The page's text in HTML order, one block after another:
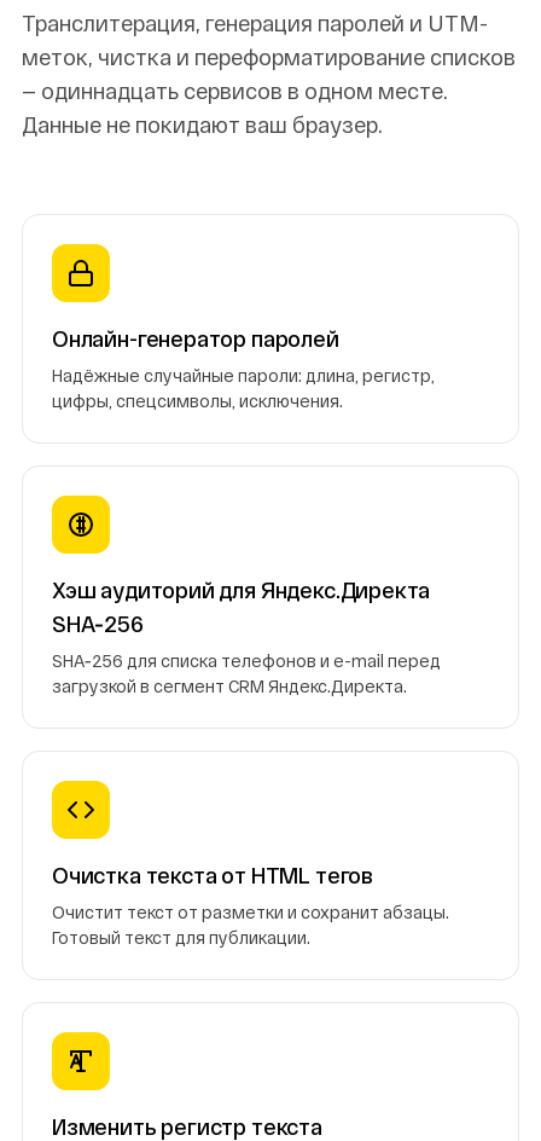
Транслитерация, генерация паролей и UTM-
меток, чистка и переформатирование списков
— одиннадцать сервисов в одном месте.
Данные не покидают ваш браузер.
Онлайн-генератор паролей
Надёжные случайные пароли: длина, регистр,
цифры, спецсимволы, исключения.
Хэш аудиторий для Яндекс.Директа
SHA‑256
SHA‑256 для списка телефонов и e-mail перед
загрузкой в сегмент CRM Яндекс.Директа.
Очистка текста от HTML тегов
Очистит текст от разметки и сохранит абзацы.
Готовый текст для публикации.
Изменить регистр текста